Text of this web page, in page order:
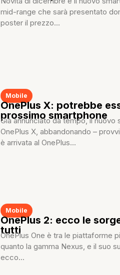
mid-range che sarà presentato
poster il prezzo...
Mobile
OnePlus X: potrebbe
prossimo smartphone
Già annunciato da tempo, il nuovo
OnePlus X, abbandonando –
è arrivata al OnePlus...
Mobile
OnePlus 2: ecco le
tutti
OnePlus One è tra le piattaforme
quanto la gamma Nexus, e il suo
ecco...